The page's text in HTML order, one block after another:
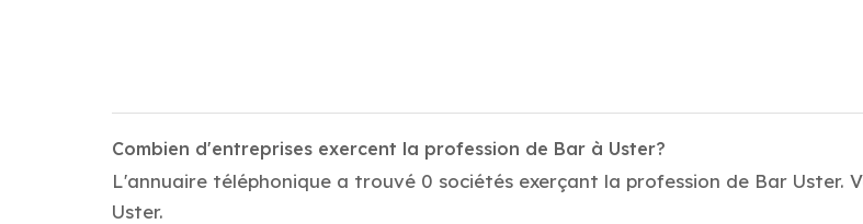
Combien d'entreprises exercent la profession de Bar à Uster?
L'annuaire téléphonique a trouvé 0 sociétés exerçant la profession de Bar
Uster.